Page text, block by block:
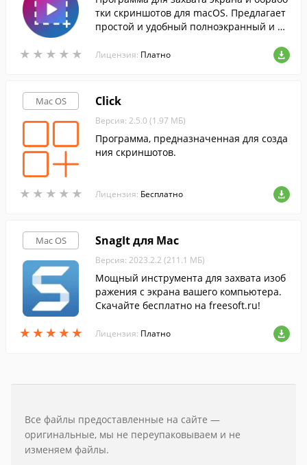
★ ★ ★ ★ ★
★ ★ ★ ★ ★
тки скриншотов для macOS. Предлагает
простой и удобный полноэкранный и в
в формате Full HD, запись и редактиров
ание звука, редактирование изображен
Лицензия: Платно
Mac OS
★ ★ ★ ★ ★
★ ★ ★ ★ ★
Click
Версия: 2.5.0 (1.97 МБ)
Программа, предназначенная для созда
ния скриншотов.
Лицензия: Бесплатно
Mac OS
★ ★ ★ ★ ★
★ ★ ★ ★ ★
SnagIt для Mac
Версия: 2023.2.2 (211.1 МБ)
Мощный инструмента для захвата изоб
ражения с экрана вашего компьютера.
Скачайте бесплатно на freesoft.ru!
Лицензия: Платно
Все файлы предоставленные на сайте —
оригинальные, мы не переупаковываем и не
изменяем файлы.